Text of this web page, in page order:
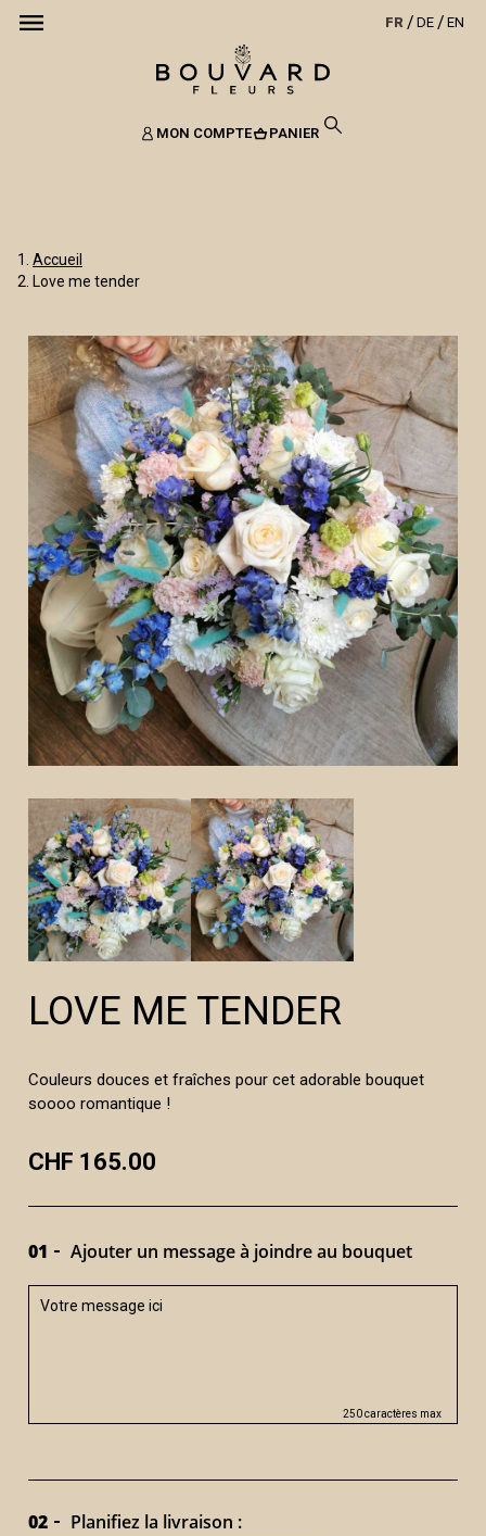
FR DE EN
MON COMPTE PANIER
Accueil
Love me tender
LOVE ME TENDER
Couleurs douces et fraîches pour cet adorable bouquet
soooo romantique !
CHF 165.00
01 Ajouter un message à joindre au bouquet
250 caractères max
02 Planifiez la livraison :